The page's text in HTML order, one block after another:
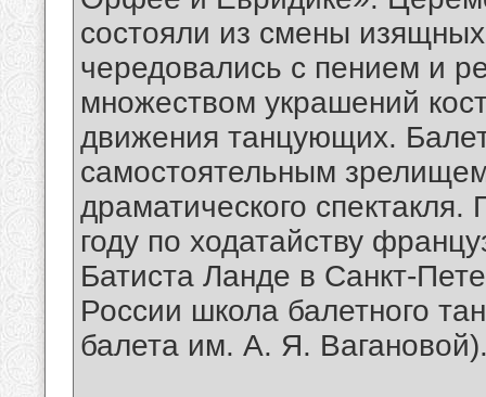
состояли из смены
чередовались с пением и
множеством украшений
движения танцующих.
самостоятельным
драматического
году по ходатайству
Батиста Ланде в Санкт-
России школа балетного
балета им. А. Я.